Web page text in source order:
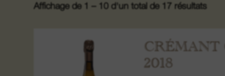
Affichage de 1 – 10 d'un total de 17 résultats
CRÉMANT
2018